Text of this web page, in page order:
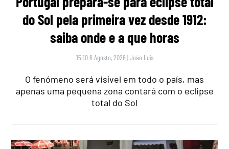
do Sol pela primeira vez desde 1912:
saiba onde e a que horas
15:10 6 Agosto, 2026 |João Luís
O fenómeno será visível em todo o país, mas
apenas uma pequena zona contará com o eclipse
total do Sol